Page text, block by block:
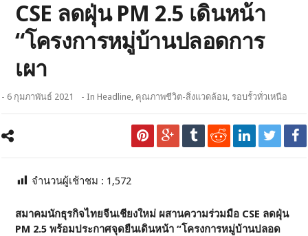
CSE ลดฝุ่น PM 2.5 เดินหน้า
“โครงการหมู่บ้านปลอดการ
เผา
- 6 กุมภาพันธ์ 2021 - InHeadline, คุณภาพชีวิต-สิ่งแวดล้อม, รอบรั้วทั่วเหนือ
จำนวนผู้เช้าชม : 1,572
สมาคมนักธุรกิจไทยจีนเชียงใหม่ ผสานความร่วมมือ CSE ลดฝุ่น
PM 2.5 พร้อมประกาศจุดยืนเดินหน้า “โครงการหมู่บ้านปลอด